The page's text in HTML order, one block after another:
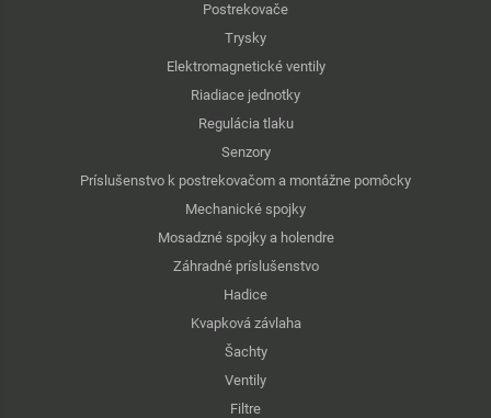
Postrekovače
Trysky
Elektromagnetické ventily
Riadiace jednotky
Regulácia tlaku
Senzory
Príslušenstvo k postrekovačom a montážne pomôcky
Mechanické spojky
Mosadzné spojky a holendre
Záhradné príslušenstvo
Hadice
Kvapková závlaha
Šachty
Ventily
Filtre